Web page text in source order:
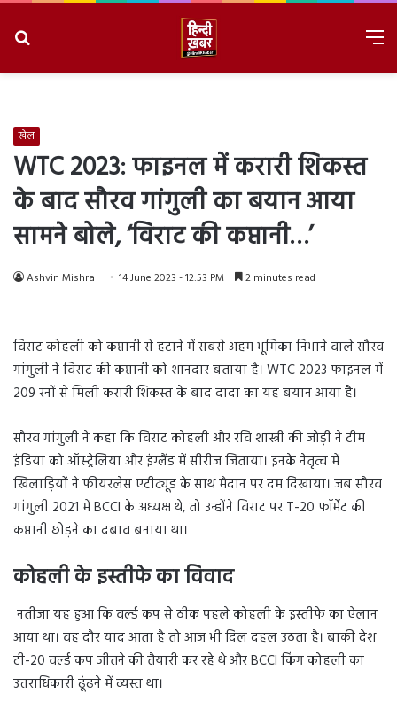
खेल
WTC 2023: फाइनल में करारी शिकस्त
के बाद सौरव गांगुली का बयान आया
सामने बोले, ‘विराट की कप्तानी…’
Ashvin Mishra 14 June 2023 - 12:53 PM 2 minutes read
विराट कोहली को कप्तानी से हटाने में सबसे अहम भूमिका निभाने वाले सौरव
गांगुली ने विराट की कप्तानी को शानदार बताया है। WTC 2023 फाइनल में
209 रनों से मिली करारी शिकस्त के बाद दादा का यह बयान आया है।
सौरव गांगुली ने कहा कि विराट कोहली और रवि शास्त्री की जोड़ी ने टीम
इंडिया को ऑस्ट्रेलिया और इंग्लैंड में सीरीज जिताया। इनके नेतृत्व में
खिलाड़ियों ने फीयरलेस एटीट्यूड के साथ मैदान पर दम दिखाया। जब सौरव
गांगुली 2021 में BCCI के अध्यक्ष थे, तो उन्होंने विराट पर T-20 फॉर्मेट की
कप्तानी छोड़ने का दबाव बनाया था।
कोहली के इस्तीफे का विवाद
नतीजा यह हुआ कि वर्ल्ड कप से ठीक पहले कोहली के इस्तीफे का ऐलान
आया था। वह दौर याद आता है तो आज भी दिल दहल उठता है। बाकी देश
टी-20 वर्ल्ड कप जीतने की तैयारी कर रहे थे और BCCI किंग कोहली का
उत्तराधिकारी ढूंढने में व्यस्त था।